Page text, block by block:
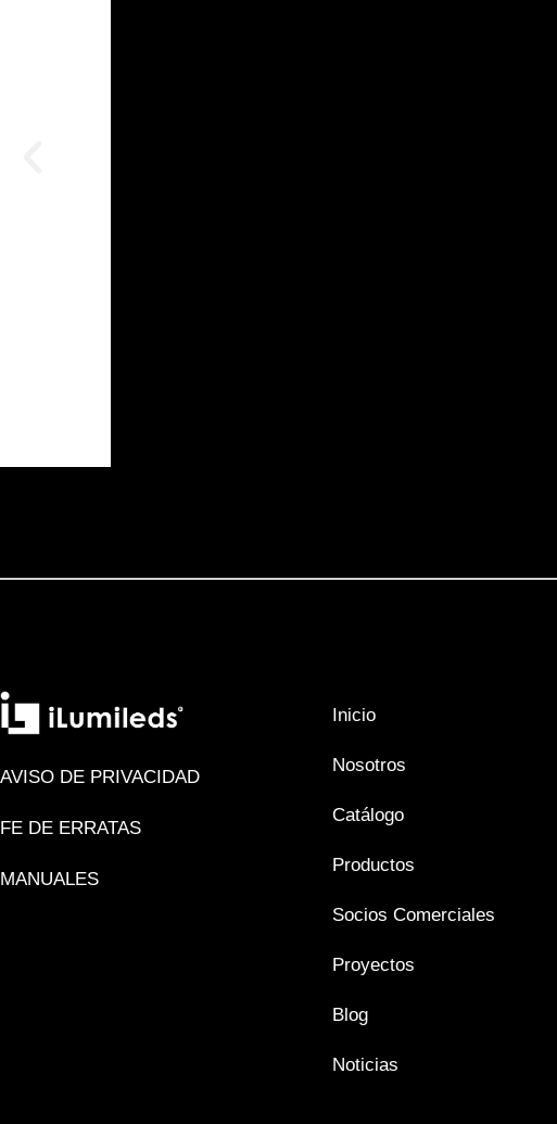
AVISO DE PRIVACIDAD
FE DE ERRATAS
MANUALES
Inicio
Nosotros
Catálogo
Productos
Socios Comerciales
Proyectos
Blog
Noticias